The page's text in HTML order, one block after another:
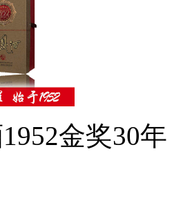
金奖30年